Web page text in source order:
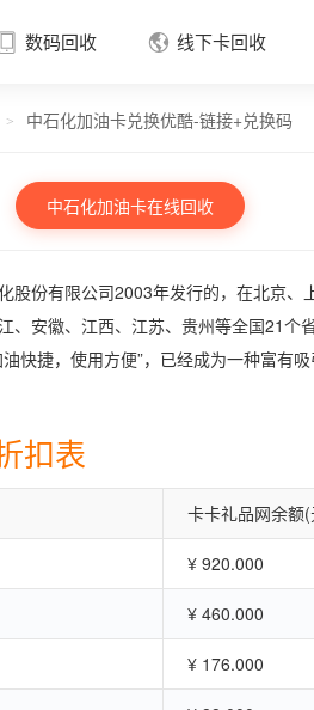
 数码回收  线下卡回收
> 中石化加油卡兑换优酷-链接+兑换码
中石化加油卡在线回收
股份有限公司2003年发行的，在北京、
、安徽、江西、江苏、贵州等全国21
快捷，使用方便”，已经成为一种富有
扣表
卡卡礼品网余额(
¥ 920.000
¥ 460.000
¥ 176.000